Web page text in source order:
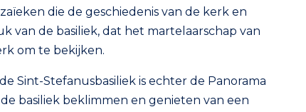
die de geschiedenis van de kerk en
van de basiliek, dat het martelaarschap van
om te bekijken.
Sint-Stefanusbasiliek is echter de Panorama
basiliek beklimmen en genieten van een